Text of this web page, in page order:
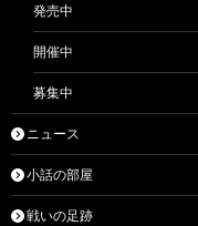
発売中
開催中
募集中
ニュース
小話の部屋
戦いの足跡